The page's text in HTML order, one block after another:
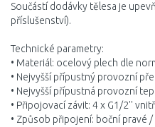
Součástí dodávky tělesa je
příslušenství).
Technické parametry:
• Materiál: ocelový plech dle
• Nejvyšší přípustný provozní
• Nejvyšší přípustná provozní
• Připojovací závit: 4 x G1/2''
• Způsob připojení: boční pravé /